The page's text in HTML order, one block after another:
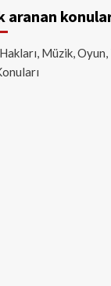
aranan
Müzik,